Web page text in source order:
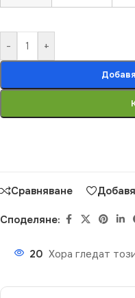
- +
Сравняване
Споделяне:
20 Хора гледат